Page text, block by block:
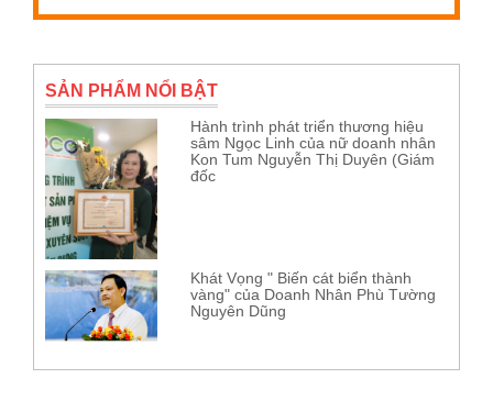
SẢN PHẨM NỔI BẬT
Hành trình phát triển thương hiệu
sâm Ngọc Linh của nữ doanh nhân
Kon Tum Nguyễn Thị Duyên (Giám
đốc
Khát Vọng " Biến cát biển thành
vàng" của Doanh Nhân Phù Tường
Nguyên Dũng